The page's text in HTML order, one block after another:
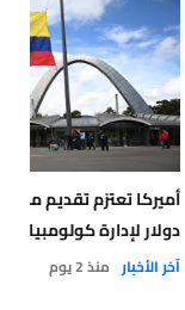
أميركا تعتزم تقديم
دولار لإدارة كولومبيا
آخر الأخبار منذ 2 يوم